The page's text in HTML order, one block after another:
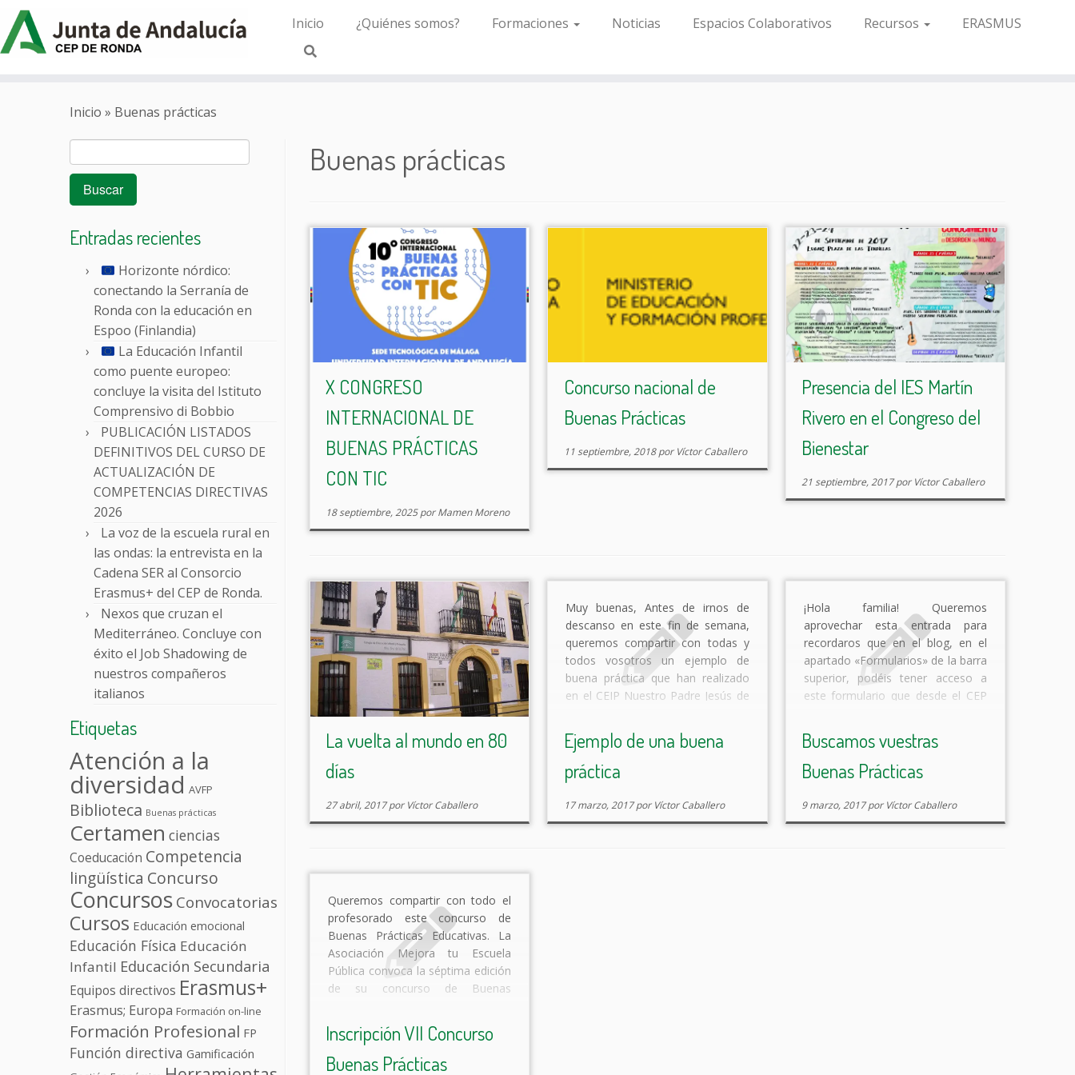
Inicio ¿Quiénes somos? Formaciones Noticias Espacios Colaborativos Recursos ERASMUS
Inicio » Buenas prácticas
Buscar:
Entradas recientes
Horizonte nórdico:
conectando la Serranía de
Ronda con la educación en
Espoo (Finlandia)
La Educación Infantil
como puente europeo:
concluye la visita del Istituto
Comprensivo di Bobbio
PUBLICACIÓN LISTADOS
DEFINITIVOS DEL CURSO DE
ACTUALIZACIÓN DE
COMPETENCIAS DIRECTIVAS
2026
La voz de la escuela rural en
las ondas: la entrevista en la
Cadena SER al Consorcio
Erasmus+ del CEP de Ronda.
Nexos que cruzan el
Mediterráneo. Concluye con
éxito el Job Shadowing de
nuestros compañeros
italianos
Etiquetas
Atención a la
diversidad AVFP
Biblioteca Buenas prácticas
Certamen ciencias
Coeducación Competencia
lingüística Concurso
ConcursosConvocatorias
Cursos Educación emocional
Educación Física Educación
Infantil Educación Secundaria
Equipos directivos Erasmus+
Erasmus; Europa Formación on-line
Formación Profesional FP
Función directiva Gamificación
Buenas prácticas
X CONGRESO
INTERNACIONAL DE
BUENAS PRÁCTICAS
CON TIC
18 septiembre, 2025 porMamen Moreno
Concurso nacional de
Buenas Prácticas
11 septiembre, 2018 por Víctor Caballero
Presencia del IES Martín
Rivero en el Congreso del
Bienestar
21 septiembre, 2017 por Víctor Caballero
La vuelta al mundo en 80
días
27 abril, 2017 por Víctor Caballero
Muy buenas, Antes de irnos de
descanso en este fin de semana,
queremos compartir con todas y
todos vosotros un ejemplo de
buena práctica que han realizado
en el CEIP Nuestro Padre Jesús de
fotos y vídeos de esta práctica haz
clic en la […]
Ejemplo de una buena
práctica
17 marzo, 2017 por Víctor Caballero
¡Hola familia! Queremos
aprovechar esta entrada para
recordaros que en el blog, en el
apartado «Formularios» de la barra
superior, podéis tener acceso a
este formulario que desde el CEP
todas vuestras buenas prácticas,
que son bastantes y buenas.
Muchas veces como profesorado
Buscamos vuestras
Buenas Prácticas
9 marzo, 2017 por Víctor Caballero
Queremos compartir con todo el
profesorado este concurso de
Buenas Prácticas Educativas. La
Asociación Mejora tu Escuela
Pública convoca la séptima edición
de su concurso de Buenas
podrán participar las experiencias
educativas llevadas a cabo durante
el curso 2015/2016 en centros
Inscripción VII Concurso
Buenas Prácticas